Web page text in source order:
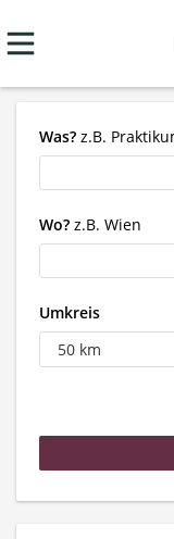
Was? z.B.
Wo? z.B. Wien
Umkreis